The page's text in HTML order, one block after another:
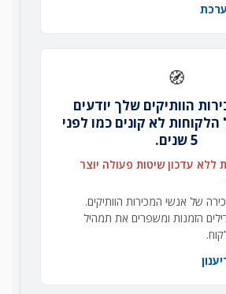
🧭
הוותיקים שלך יודעים
לא קונים כמו לפני
5 שנים.
ללא עדכון שיטות פעולה יוצר
של אנשי המכירות הוותיקים.
הזמנות ומשפרים את תמהיל